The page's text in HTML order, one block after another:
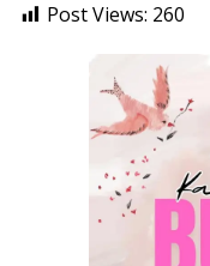
Post Views: 260